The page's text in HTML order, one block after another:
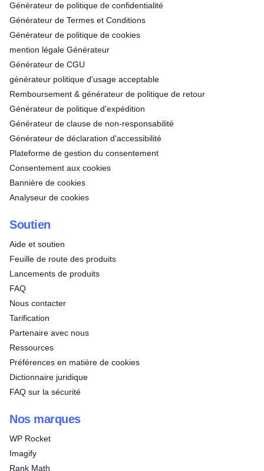
Générateur de politique de confidentialité
Générateur de Termes et Conditions
Générateur de politique de cookies
mention légale Générateur
Générateur de CGU
générateur politique d'usage acceptable
Remboursement & générateur de politique de retour
Générateur de politique d'expédition
Générateur de clause de non-responsabilité
Générateur de déclaration d'accessibilité
Plateforme de gestion du consentement
Consentement aux cookies
Bannière de cookies
Analyseur de cookies
Soutien
Aide et soutien
Feuille de route des produits
Lancements de produits
FAQ
Nous contacter
Tarification
Partenaire avec nous
Ressources
Préférences en matière de cookies
Dictionnaire juridique
FAQ sur la sécurité
Nos marques
WP Rocket
Imagify
Rank Math